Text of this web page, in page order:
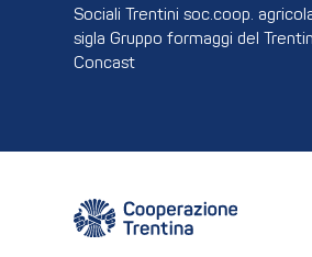
Sociali Trentini soc.coop.
sigla Gruppo formaggi del
Concast